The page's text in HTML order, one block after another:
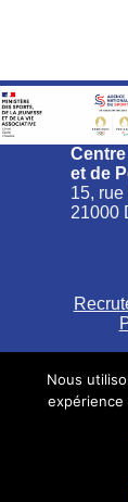
et de
15,
21000
Saisine
Nous